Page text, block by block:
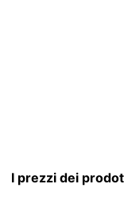
I prezzi dei